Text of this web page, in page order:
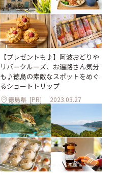
【プレゼントも♪】阿波おどりや
リバークルーズ、お遍路さん気分
も♪徳島の素敵なスポットをめぐ
るショートトリップ
徳島県 [PR] 2023.03.27